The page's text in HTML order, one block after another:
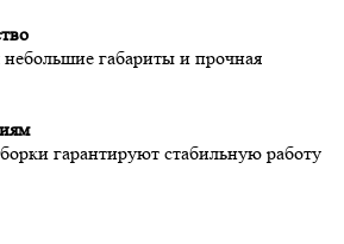
габариты и прочная
гарантируют стабильную работу